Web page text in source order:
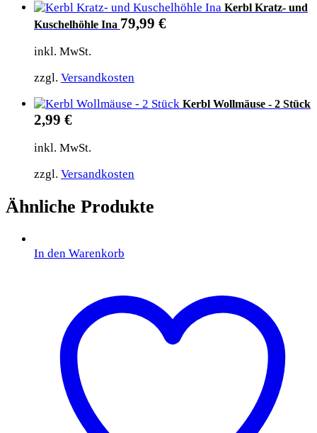
Kerbl Kratz- und
Kuschelhöhle Ina 79,99 €
inkl. MwSt.
zzgl. Versandkosten
Kerbl Wollmäuse - 2 Stück
2,99 €
inkl. MwSt.
zzgl. Versandkosten
Ähnliche Produkte
In den Warenkorb